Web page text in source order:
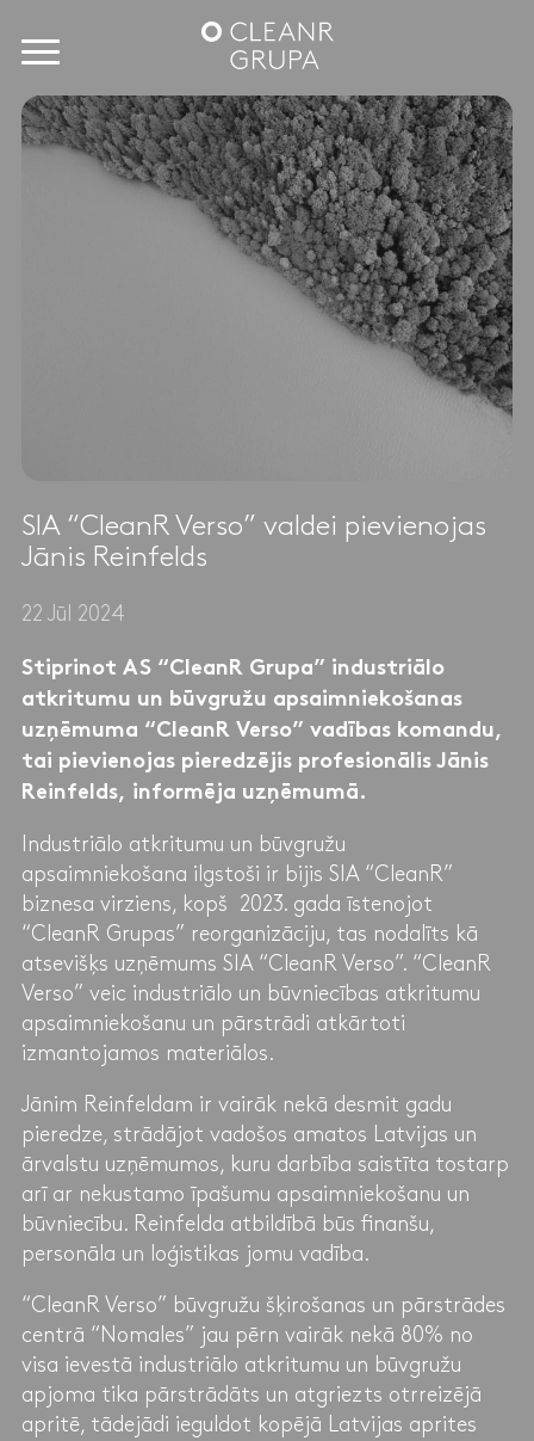
SIA “CleanR Verso” valdei pievienojas
Jānis Reinfelds
22 Jūl 2024
Stiprinot AS “CleanR Grupa” industriālo
atkritumu un būvgružu apsaimniekošanas
uzņēmuma “CleanR Verso” vadības komandu,
tai pievienojas pieredzējis profesionālis Jānis
Reinfelds, informēja uzņēmumā.
Industriālo atkritumu un būvgružu
apsaimniekošana ilgstoši ir bijis SIA “CleanR”
biznesa virziens, kopš 2023. gada īstenojot
“CleanR Grupas” reorganizāciju, tas nodalīts kā
atsevišķs uzņēmums SIA “CleanR Verso”. “CleanR
Verso” veic industriālo un būvniecības atkritumu
apsaimniekošanu un pārstrādi atkārtoti
izmantojamos materiālos.
Jānim Reinfeldam ir vairāk nekā desmit gadu
pieredze, strādājot vadošos amatos Latvijas un
ārvalstu uzņēmumos, kuru darbība saistīta tostarp
arī ar nekustamo īpašumu apsaimniekošanu un
būvniecību. Reinfelda atbildībā būs finanšu,
personāla un loģistikas jomu vadība.
“CleanR Verso” būvgružu šķirošanas un pārstrādes
centrā “Nomales” jau pērn vairāk nekā 80% no
visa ievestā industriālo atkritumu un būvgružu
apjoma tika pārstrādāts un atgriezts otrreizējā
apritē, tādejādi ieguldot kopējā Latvijas aprites